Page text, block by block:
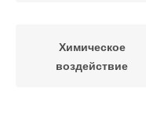
Химическое
воздействие